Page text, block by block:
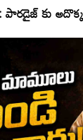
పారడైజ్ కు